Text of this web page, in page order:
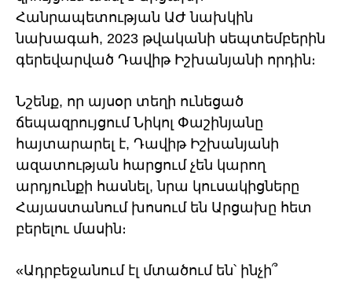
Հանրապետության ԱԺ նախկին
նախագահ, 2023 թվականի սեպտեմբերին
գերեվարված Դավիթ Իշխանյանի որդին։
Նշենք, որ այսօր տեղի ունեցած
ճեպազրույցում Նիկոլ Փաշինյանը
հայտարարել է, Դավիթ Իշխանյանի
ազատության հարցում չեն կարող
արդյունքի հասնել, նրա կուսակիցները
Հայաստանում խոսում են Արցախը հետ
բերելու մասին։
«Ադրբեջանում էլ մտածում են՝ ինչի՞